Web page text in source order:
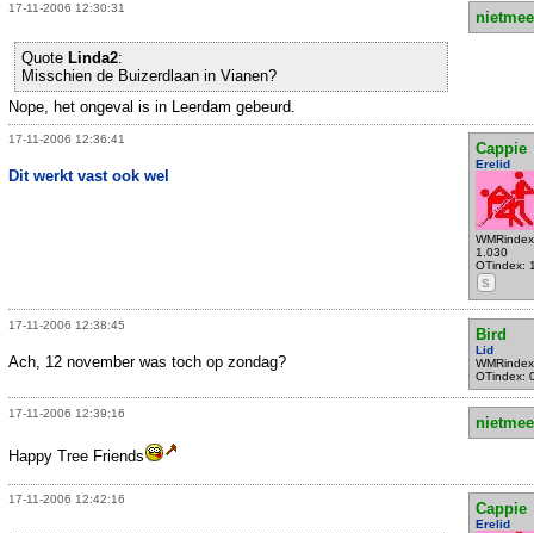
17-11-2006 12:30:31
Quote Linda2:
Misschien de Buizerdlaan in Vianen?
Nope, het ongeval is in Leerdam gebeurd.
17-11-2006 12:36:41
Cappie
Erelid
1.030
OTindex:
S
Dit werkt vast ook wel
17-11-2006 12:38:45
Bird
Lid
OTindex:
Ach, 12 november was toch op zondag?
17-11-2006 12:39:16
Happy Tree Friends
17-11-2006 12:42:16
Cappie
Erelid